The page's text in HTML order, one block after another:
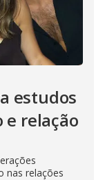
estudos
relação
nas relações